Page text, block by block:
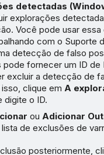
detectadas
explorações
Você pode usar essa
com o Suporte
detecção de falso
pode fornecer um ID de
excluir a detecção de
isso, clique emA
digite o ID.
ouAdicionar
de exclusões de
posteriormente,